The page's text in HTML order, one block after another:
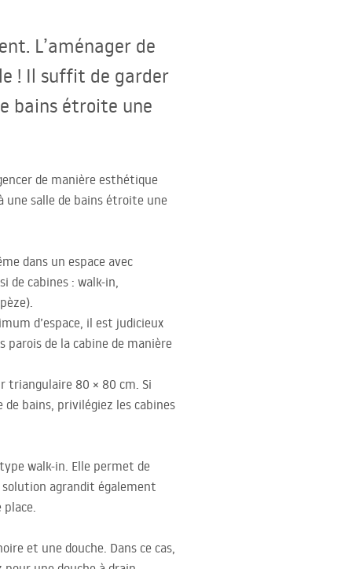
L’aménager de
! Il suffit de garder
bains étroite une
de manière esthétique
salle de bains étroite une
dans un espace avec
de cabines : walk-in,
d’espace, il est judicieux
de la cabine de manière
triangulaire 80 × 80 cm. Si
bains, privilégiez les cabines
walk-in. Elle permet de
solution agrandit également
place.
et une douche. Dans ce cas,